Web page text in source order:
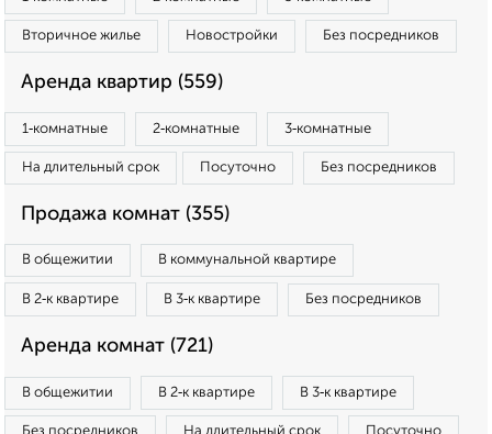
Вторичное жилье Новостройки Без посредников
Аренда квартир (559)
1‑комнатные 2‑комнатные 3‑комнатные
На длительный срок Посуточно Без посредников
Продажа комнат (355)
В общежитии В коммунальной квартире
В 2‑к квартире В 3‑к квартире Без посредников
Аренда комнат (721)
В общежитии В 2‑к квартире В 3‑к квартире